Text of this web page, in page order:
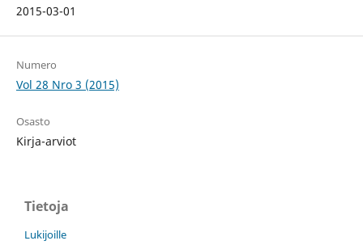
2015-03-01
Numero
Vol 28 Nro 3 (2015)
Osasto
Kirja-arviot
Tietoja
Lukijoille